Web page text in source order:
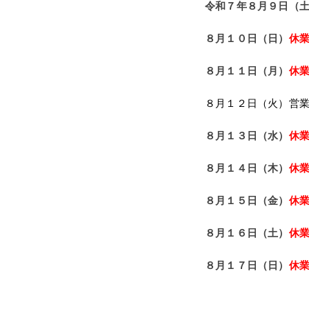
令和７年８ 月９日（
８ 月１０日（日） 休業
８ 月１１日（月） 休業
８月１２日（火）営業
８ 月１３日（水） 休業
８ 月１４日（木） 休業
８ 月１５日（金） 休業
８ 月１６日（土） 休業
８ 月１７日（日） 休業